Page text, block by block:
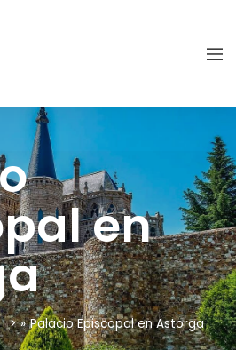
en
» Palacio Episcopal en Astorga